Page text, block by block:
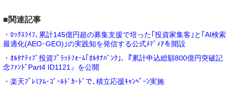
■関連記事
・ﾛｯｸｽﾗｲﾌ､累計145億円超の募集支援で培った｢投資家集客｣と｢AI検索
最適化(AEO･GEO)｣の実践知を発信する公式ﾒﾃﾞｨｱを開設
・ｵﾙﾀﾅﾃｨﾌﾞ投資ﾌﾟﾗｯﾄﾌｫｰﾑ｢ｵﾙﾀﾅﾊﾞﾝｸ｣､『累計申込総額800億円突破記
念ﾌｧﾝﾄﾞPart4 ID1121』を公開
・楽天ﾌﾟﾚﾐｱﾑ･ｺﾞｰﾙﾄﾞｶｰﾄﾞで､積立応援ｷｬﾝﾍﾟｰﾝ実施